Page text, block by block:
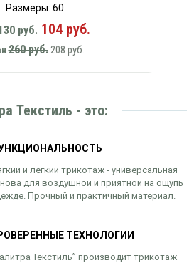
Размеры: 60
руб. 104 руб.
260 руб.208 руб.
Текстиль - это:
и легкий трикотаж - универсальная
для воздушной и приятной на ощупь
Прочный и практичный материал.
ТЕХНОЛОГИИ
Текстиль” производит трикотаж